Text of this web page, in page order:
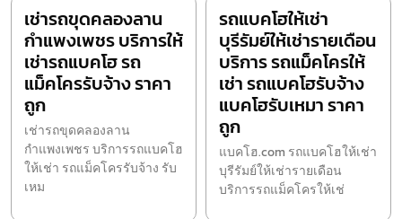
เช่ารถขุดคลองลาน
กำแพงเพชร บริการให้
เช่ารถแบคโฮ รถ
แม็คโครรับจ้าง ราคา
ถูก
เช่ารถขุดคลองลาน
กำแพงเพชร บริการรถแบคโฮ
ให้เช่า รถแม็คโครรับจ้าง รับ
เหม
รถแบคโฮให้เช่า
บุรีรัมย์ให้เช่ารายเดือน
บริการ รถแม็คโครให้
เช่า รถแบคโฮรับจ้าง
แบคโฮรับเหมา ราคา
ถูก
แบคโฮ.com รถแบคโฮให้เช่า
บุรีรัมย์ให้เช่ารายเดือน
บริการรถแม็คโครให้เช่